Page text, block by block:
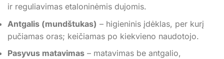
ir reguliavimas etaloninėmis dujomis.
Antgalis (mundštukas) – higieninis įdėklas, per kurį
pučiamas oras; keičiamas po kiekvieno naudotojo.
Pasyvus matavimas – matavimas be antgalio,